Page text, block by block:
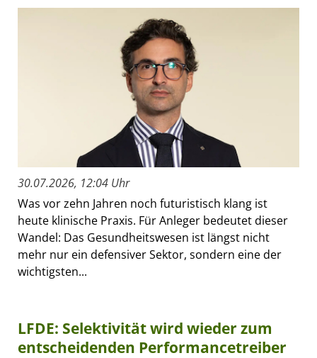
30.07.2026, 12:04 Uhr
Was vor zehn Jahren noch futuristisch klang ist
heute klinische Praxis. Für Anleger bedeutet dieser
Wandel: Das Gesundheitswesen ist längst nicht
mehr nur ein defensiver Sektor, sondern eine der
wichtigsten...
LFDE: Selektivität wird wieder zum
entscheidenden Performancetreiber